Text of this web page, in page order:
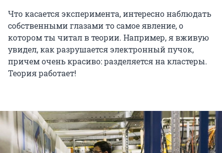
Что касается эксперимента, интересно наблюдать
собственными глазами то самое явление, о
котором ты читал в теории. Например, я вживую
увидел, как разрушается электронный пучок,
причем очень красиво: разделяется на кластеры.
Теория работает!